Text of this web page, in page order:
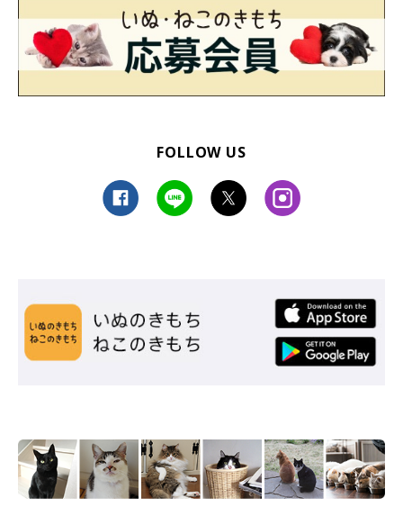
FOLLOW US